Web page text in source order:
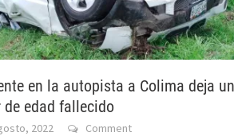
en la autopista a Colima deja un
de edad fallecido
2022 Comment